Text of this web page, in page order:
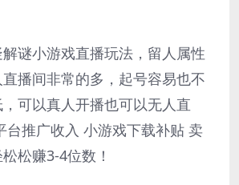
谜小游戏直播玩法，留人属性
播间非常的多，起号容易也不
可以真人开播也可以无人直
台推广收入 小游戏下载补贴 卖
松赚3-4位数！